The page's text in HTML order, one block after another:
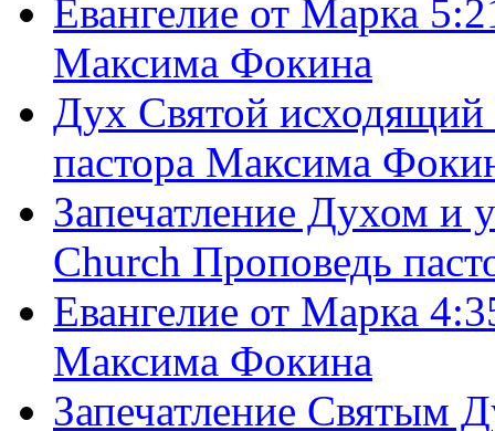
Евангелие от Марка
Максима Фокина
Дух Святой
пастора Максима
Запечатление Духом и
Church Проповедь
Евангелие от Марка
Максима Фокина
Запечатление Святым